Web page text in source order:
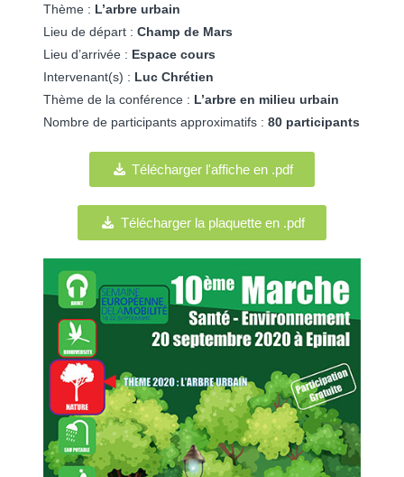
Thème : L’arbre urbain
Lieu de départ : Champ de Mars
Lieu d’arrivée : Espace cours
Intervenant(s) : Luc Chrétien
Thème de la conférence : L’arbre en milieu urbain
Nombre de participants approximatifs : 80 participants
Télécharger l'affiche en .pdf
Télécharger la plaquette en .pdf